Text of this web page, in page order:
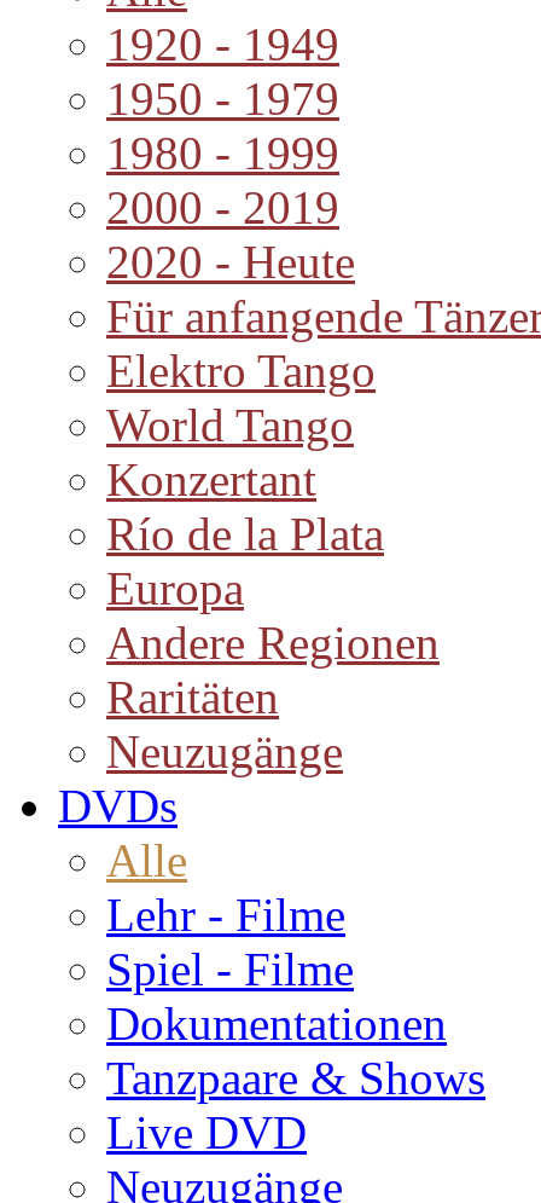
1920 - 1949
1950 - 1979
1980 - 1999
2000 - 2019
2020 - Heute
Für anfangende
Elektro Tango
World Tango
Konzertant
Río de la Plata
Europa
Andere Regionen
Raritäten
Neuzugänge
DVDs
Alle
Lehr - Filme
Spiel - Filme
Dokumentationen
Tanzpaare & Shows
Live DVD
Neuzugänge